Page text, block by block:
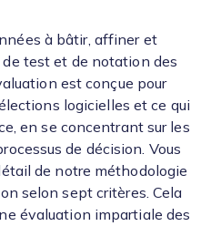
à bâtir, affiner et
test et de notation des
est conçue pour
logicielles et ce qui
en se concentrant sur les
de décision. Vous
de notre méthodologie
selon sept critères. Cela
évaluation impartiale des